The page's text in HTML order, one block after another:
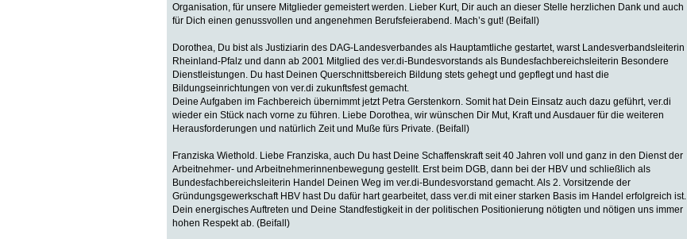
Organisation, für unsere Mitglieder gemeistert werden. Lieber Kurt, Dir auch an dieser Stelle herzlichen Dank und auch
für Dich einen genussvollen und angenehmen Berufsfeierabend. Mach’s gut! (Beifall)
Dorothea, Du bist als Justiziarin des DAG-Landesverbandes als Hauptamtliche gestartet, warst Landesverbandsleiterin
Rheinland-Pfalz und dann ab 2001 Mitglied des ver.di-Bundesvorstands als Bundesfachbereichsleiterin Besondere
Dienstleistungen. Du hast Deinen Querschnittsbereich Bildung stets gehegt und gepflegt und hast die
Bildungseinrichtungen von ver.di zukunftsfest gemacht.
Deine Aufgaben im Fachbereich übernimmt jetzt Petra Gerstenkorn. Somit hat Dein Einsatz auch dazu geführt, ver.di
wieder ein Stück nach vorne zu führen. Liebe Dorothea, wir wünschen Dir Mut, Kraft und Ausdauer für die weiteren
Herausforderungen und natürlich Zeit und Muße fürs Private. (Beifall)
Franziska Wiethold. Liebe Franziska, auch Du hast Deine Schaffenskraft seit 40 Jahren voll und ganz in den Dienst der
Arbeitnehmer- und Arbeitnehmerinnenbewegung gestellt. Erst beim DGB, dann bei der HBV und schließlich als
Bundesfachbereichsleiterin Handel Deinen Weg im ver.di-Bundesvorstand gemacht. Als 2. Vorsitzende der
Gründungsgewerkschaft HBV hast Du dafür hart gearbeitet, dass ver.di mit einer starken Basis im Handel erfolgreich ist.
Dein energisches Auftreten und Deine Standfestigkeit in der politischen Positionierung nötigten und nötigen uns immer
hohen Respekt ab. (Beifall)